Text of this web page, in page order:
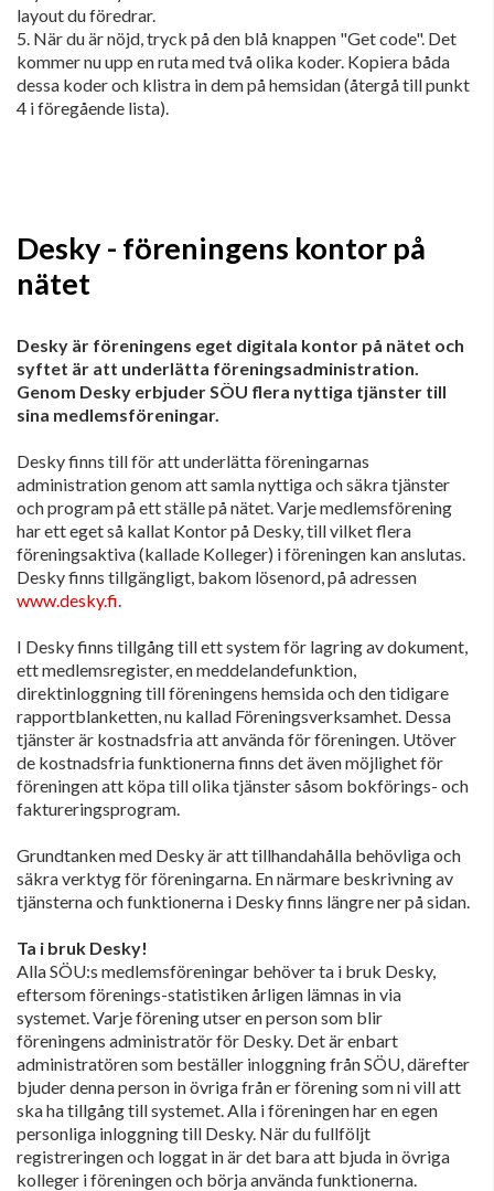
layout du föredrar.
5. När du är nöjd, tryck på den blå knappen "Get code". Det
kommer nu upp en ruta med två olika koder. Kopiera båda
dessa koder och klistra in dem på hemsidan (återgå till punkt
4 i föregående lista).
Desky - föreningens kontor på
nätet
Desky är föreningens eget digitala kontor på nätet och
syftet är att underlätta föreningsadministration.
Genom Desky erbjuder SÖU flera nyttiga tjänster till
sina medlemsföreningar.
Desky finns till för att underlätta föreningarnas
administration genom att samla nyttiga och säkra tjänster
och program på ett ställe på nätet. Varje medlemsförening
har ett eget så kallat Kontor på Desky, till vilket flera
föreningsaktiva (kallade Kolleger) i föreningen kan anslutas.
Desky finns tillgängligt, bakom lösenord, på adressen
www.desky.fi
I Desky finns tillgång till ett system för lagring av dokument,
ett medlemsregister, en meddelandefunktion,
direktinloggning till föreningens hemsida och den tidigare
rapportblanketten, nu kallad Föreningsverksamhet. Dessa
tjänster är kostnadsfria att använda för föreningen. Utöver
de kostnadsfria funktionerna finns det även möjlighet för
föreningen att köpa till olika tjänster såsom bokförings- och
faktureringsprogram.
Grundtanken med Desky är att tillhandahålla behövliga och
säkra verktyg för föreningarna. En närmare beskrivning av
tjänsterna och funktionerna i Desky finns längre ner på sidan.
Ta i bruk Desky!
Alla SÖU:s medlemsföreningar behöver ta i bruk Desky,
eftersom förenings-statistiken årligen lämnas in via
systemet. Varje förening utser en person som blir
föreningens administratör för Desky. Det är enbart
administratören som beställer inloggning från SÖU, därefter
bjuder denna person in övriga från er förening som ni vill att
ska ha tillgång till systemet. Alla i föreningen har en egen
personliga inloggning till Desky. När du fullföljt
registreringen och loggat in är det bara att bjuda in övriga
kolleger i föreningen och börja använda funktionerna.